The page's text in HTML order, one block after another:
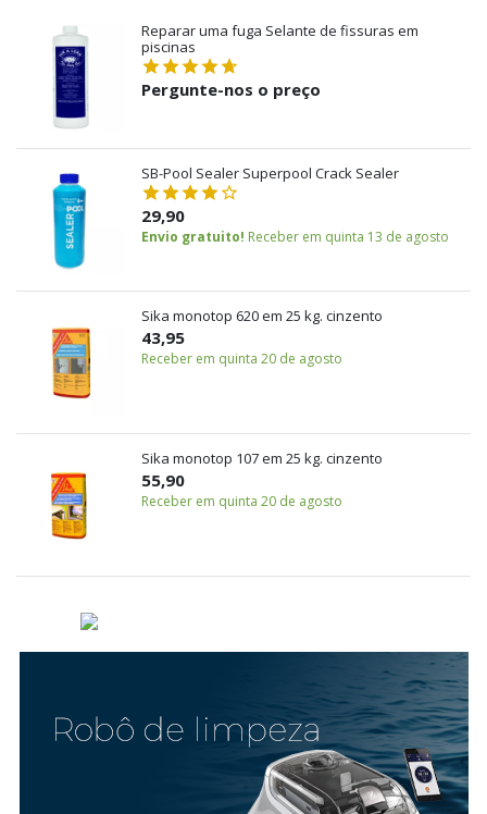
Reparar uma fuga Selante de fissuras em
piscinas
Pergunte-nos o preço
SB-Pool Sealer Superpool Crack Sealer
29,90
Envio gratuito! Receber em quinta 13 de agosto
Sika monotop 620 em 25 kg. cinzento
43,95
Receber em quinta 20 de agosto
Sika monotop 107 em 25 kg. cinzento
55,90
Receber em quinta 20 de agosto